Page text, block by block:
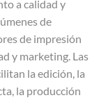
a calidad y
de
de impresión
y marketing. Las
la edición, la
la producción